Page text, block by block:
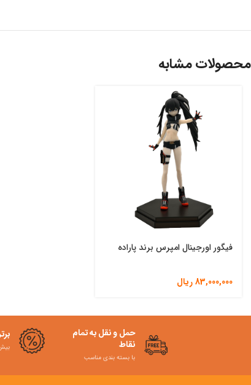
محصولات مشابه
فیگور اورجینال امپرس برند پاراده
83,000,000ریال
حمل و نقل به تمام
نقاط
با بسته بندی مناسب
بیش از